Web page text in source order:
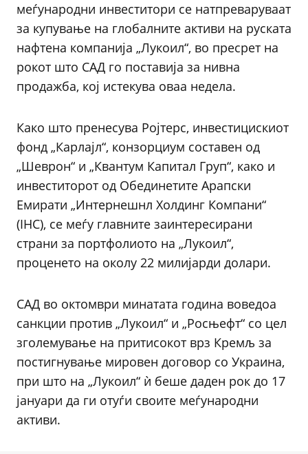
меѓународни инвеститори се натпреваруваат
за купување на глобалните активи на руската
нафтена компанија „Лукоил“, во пресрет на
рокот што САД го поставија за нивна
продажба, кој истекува оваа недела.
Како што пренесува Ројтерс, инвестицискиот
фонд „Карлајл“, конзорциум составен од
„Шеврон“ и „Квантум Капитал Груп“, како и
инвеститорот од Обединетите Арапски
Емирати „Интернешнл Холдинг Компани“
(IHC), се меѓу главните заинтересирани
страни за портфолиото на „Лукоил“,
проценето на околу 22 милијарди долари.
САД во октомври минатата година воведоа
санкции против „Лукоил“ и „Росњефт“ со цел
зголемување на притисокот врз Кремљ за
постигнување мировен договор со Украина,
при што на „Лукоил“ ѝ беше даден рок до 17
јануари да ги отуѓи своите меѓународни
активи.